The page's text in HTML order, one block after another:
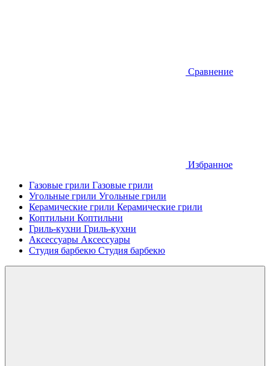
Сравнение
Избранное
Газовые грили Газовые грили
Угольные грили Угольные грили
Керамические грили Керамические грили
Коптильни Коптильни
Гриль-кухни Гриль-кухни
Аксессуары Аксессуары
Студия барбекю Студия барбекю